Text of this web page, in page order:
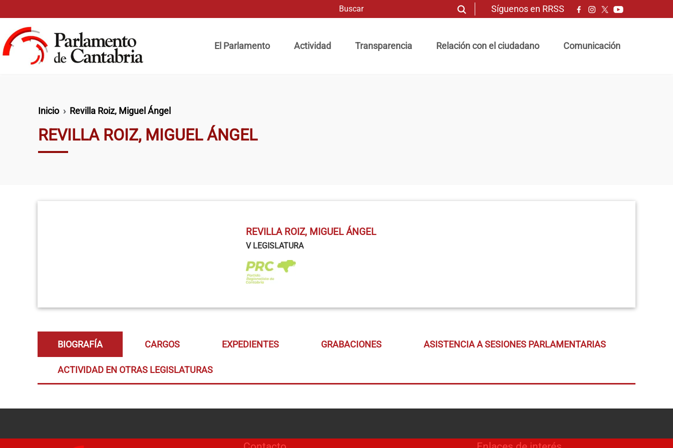
Síguenos en RRSS
El Parlamento
Actividad Transparencia Relación con el ciudadano Comunicación
Ruta de navegación
Inicio Revilla Roiz, Miguel Ángel
REVILLA ROIZ, MIGUEL ÁNGEL
REVILLA ROIZ, MIGUEL ÁNGEL
V LEGISLATURA
BIOGRAFÍA CARGOS EXPEDIENTES GRABACIONES ASISTENCIA A SESIONES PARLAMENTARIAS
ACTIVIDAD EN OTRAS LEGISLATURAS